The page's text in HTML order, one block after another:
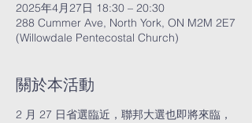
2025年4月27日 18:30 – 20:30
288 Cummer Ave, North York, ON M2M 2E7
(Willowdale Pentecostal Church)
關於本活動
2 月 27 日省選臨近，聯邦大選也即將來臨，